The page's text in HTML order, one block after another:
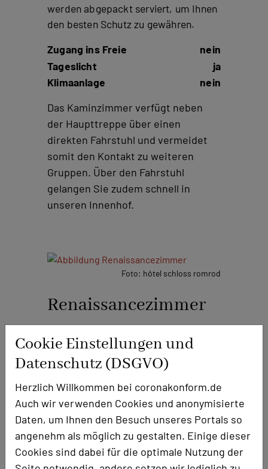
Cookie Einstellungen und
Datenschutz (DSGVO)
Herzlich Willkommen bei coronakonform.de
Auch wir verwenden Cookies und anonymisierte
Daten, um Ihnen den Besuch unseres Portals so
angenehm als möglich zu gestalten. Einige dieser
Cookies sind dabei für die optimale Nutzung der
werden abgepackt serviert, um Ihnen
den besten Schutz zu gewähren.
Zugang ins Freie
nein
Tageslicht
ja
Klimaanlage
nein
Das Kaminzimmer verfügt neben
der Haupttreppe über einen
direkten Fahrstuhl und vermeidet
somit den Kontakt zu weiteren
Gruppen. Über den Fahrstuhl
gelangen Sie zudem schnell in
unseren Innenhof.
Foto: hôtel schloss romrod
Renaissancezimmer
Kapazität Personen coronakonform
gestellt:
Parlamentarisch
U-Form
8
Stuhlkreis
8
Pausengestaltung:
Je nach weiterer Gruppe vor dem